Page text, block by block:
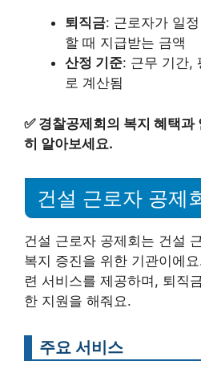
퇴직금: 근로자가 일
할 때 지급받는 금액
산정 기준: 근무 기간,
로 계산됨
✅ 경찰공제회의 복지 혜택과
히 알아보세요.
건설 근로자 공제
건설 근로자 공제회는 건설
복지 증진을 위한 기관이에
련 서비스를 제공하며, 퇴직
한 지원을 해줘요.
주요 서비스